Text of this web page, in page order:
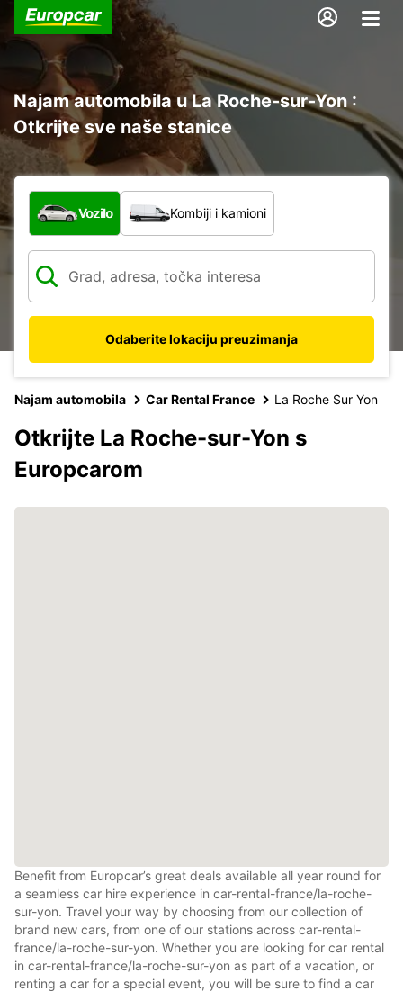
Najam automobila u La Roche-sur-Yon :
Otkrijte sve naše stanice
Koja vrsta vozila?
Vozilo Kombiji i kamioni
Odaberite lokaciju preuzimanja
Najam automobila Car Rental France La Roche Sur Yon
Otkrijte La Roche-sur-Yon s
Europcarom
Benefit from Europcar’s great deals available all year round for
a seamless car hire experience in car-rental-france/la-roche-
sur-yon. Travel your way by choosing from our collection of
brand new cars, from one of our stations across car-rental-
france/la-roche-sur-yon. Whether you are looking for car rental
in car-rental-france/la-roche-sur-yon as part of a vacation, or
renting a car for a special event, you will be sure to find a car